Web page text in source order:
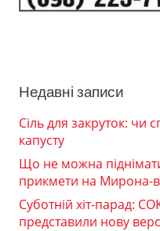
Недавні записи
Сіль для закруток: чи
капусту
Що не можна
прикмети на Мирона-
Суботній хіт-парад:
представили нову